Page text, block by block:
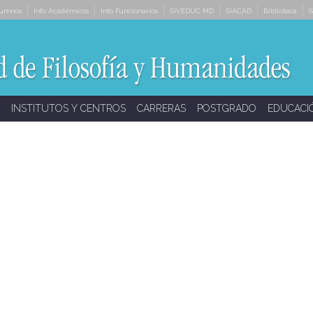
Info Académicos Info Funcionarios SIVEDUC MD SIACAD Biblioteca
INSTITUTOS Y CENTROS CARRERAS POSTGRADO